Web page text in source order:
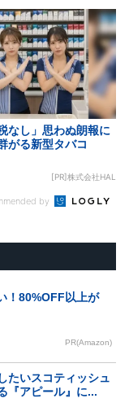
なし」思わぬ朗報に
がる新型タバコ
[PR]株式会社HAL
by
！80%OFF以上が
PR(Amazon)
たいスコティッシュ
『アピール』に...